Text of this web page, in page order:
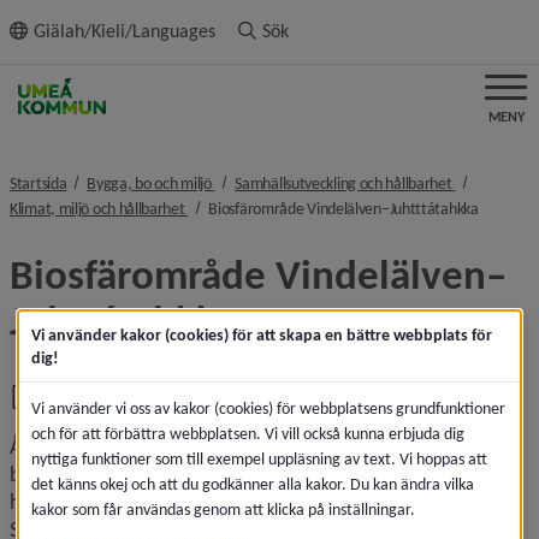
innehållet
Giälah/Kieli/Languages Sök
MENY
Startsida Bygga, bo och miljö nivå i brödsmulenavigeringen
Samhällsutveckling och hållbarhet nivå i
Klimat, miljö och hållbarhet nivå i brödsmulenavigeringen
Biosfärområde Vindelälven–Juhtttátahkkanivå i
Biosfärområde Vindelälven–
Juhttátahkka
Infofolder Biosfärområde Vindelälven-
Juhttátahkka.pdf, 1.1 MB, öppnas i nytt fönster.
År 2019 utnämndes Vindelälvsdalen från fjäll till kust till ett
biosfärområde. Biosfärområden är modellområden för
hållbar utveckling och en del av Unescos globala nätverk. I
Sverige finns nu sju biosfärområden som tillsammans utgör
Vi använder kakor (cookies) för att skapa en bättre webbplats för
dig!
Vi använder vi oss av kakor (cookies) för webbplatsens grundfunktioner
och för att förbättra webbplatsen. Vi vill också kunna erbjuda dig
nyttiga funktioner som till exempel uppläsning av text. Vi hoppas att
det känns okej och att du godkänner alla kakor. Du kan ändra vilka
kakor som får användas genom att klicka på inställningar.